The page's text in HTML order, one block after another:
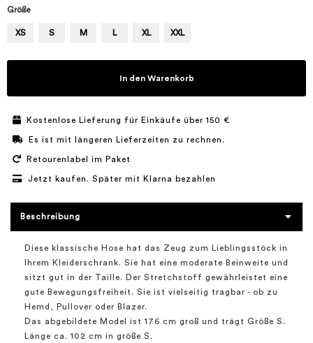
Größe
XS S M L XL XXL
In den Warenkorb
Kostenlose Lieferung für Einkäufe über 150 €
Es ist mit längeren Lieferzeiten zu rechnen.
Retourenlabel im Paket
Jetzt kaufen. Später mit Klarna bezahlen
Beschreibung
Diese klassische Hose hat das Zeug zum Lieblingsstöck in
Ihrem Kleiderschrank. Sie hat eine moderate Beinweite und
sitzt gut in der Taille. Der Stretchstoff gewährleistet eine
gute Bewegungsfreiheit. Sie ist vielseitig tragbar - ob zu
Hemd, Pullover oder Blazer.
Das abgebildete Model ist 176 cm groß und trägt Größe S.
Länge ca. 102 cm in größe S.